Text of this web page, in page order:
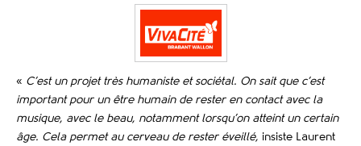
« C’est un projet très humaniste et sociétal. On sait que c’est
important pour un être humain de rester en contact avec la
musique, avec le beau, notamment lorsqu’on atteint un certain
âge. Cela permet au cerveau de rester éveillé, insiste Laurent